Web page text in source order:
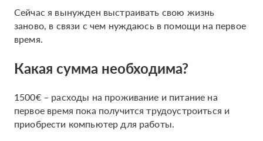
Сейчас я вынужден выстраивать свою жизнь
заново, в связи с чем нуждаюсь в помощи на первое
время.
Какая сумма необходима?
1500€ – расходы на проживание и питание на
первое время пока получится трудоустроиться и
приобрести компьютер для работы.